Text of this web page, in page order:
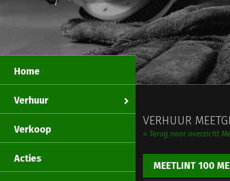
Home
Verhuur
Verkoop
Acties
VERHUUR
« Terug naar overzicht
MEETLINT 100